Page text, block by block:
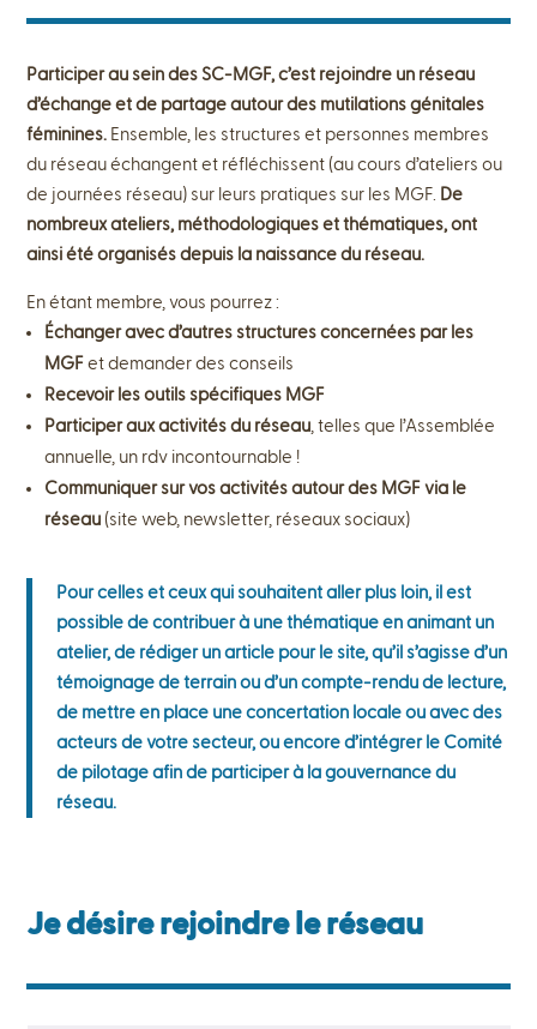
Participer au sein des SC-MGF, c’est rejoindre un réseau
d’échange et de partage autour des mutilations génitales
féminines. Ensemble, les structures et personnes membres
du réseau échangent et réfléchissent (au cours d’ateliers ou
de journées réseau) sur leurs pratiques sur les MGF. De
nombreux ateliers, méthodologiques et thématiques, ont
ainsi été organisés depuis la naissance du réseau.
En étant membre, vous pourrez :
Échanger avec d’autres structures concernées par les
MGF et demander des conseils
Recevoir les outils spécifiques MGF
Participer aux activités du réseau, telles que l’Assemblée
annuelle, un rdv incontournable !
Communiquer sur vos activités autour des MGF via le
réseau (site web, newsletter, réseaux sociaux)
Pour celles et ceux qui souhaitent aller plus loin, il est
possible de contribuer à une thématique en animant un
atelier, de rédiger un article pour le site, qu’il s’agisse d’un
témoignage de terrain ou d’un compte-rendu de lecture,
de mettre en place une concertation locale ou avec des
acteurs de votre secteur, ou encore d’intégrer le Comité
de pilotage afin de participer à la gouvernance du
réseau.
Je désire rejoindre le réseau